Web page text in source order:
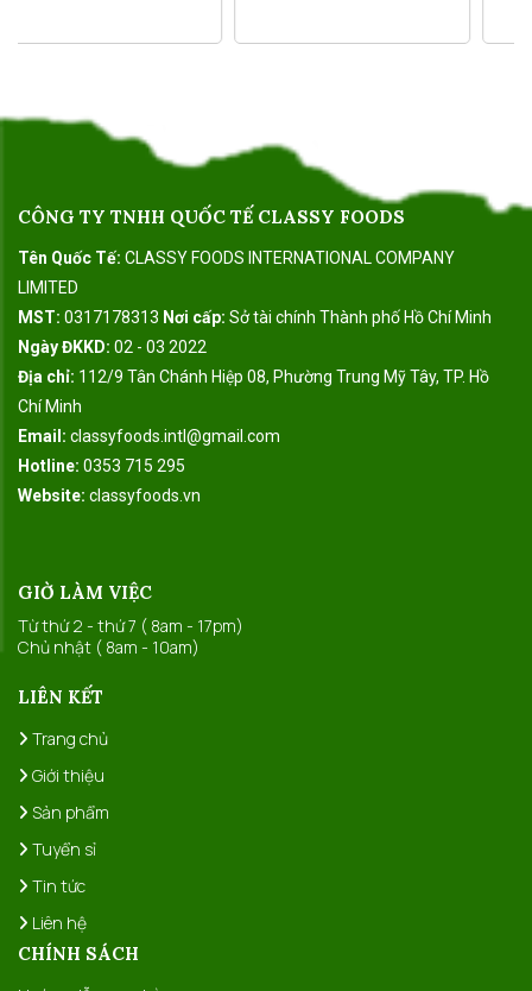
CÔNG TY TNHH QUỐC TẾ CLASSY FOODS
Tên Quốc Tế: CLASSY FOODS INTERNATIONAL COMPANY
LIMITED
MST: 0317178313 Nơi cấp: Sở tài chính Thành phố Hồ Chí Minh
Ngày ĐKKD: 02 - 03 2022
Địa chỉ: 112/9 Tân Chánh Hiệp 08, Phường Trung Mỹ Tây, TP. Hồ
Chí Minh
Email: classyfoods.intl@gmail.com
Hotline: 0353 715 295
Website: classyfoods.vn
GIỜ LÀM VIỆC
Từ thứ 2 - thứ 7 ( 8am - 17pm)
Chủ nhật ( 8am - 10am)
LIÊN KẾT
Trang chủ
Giới thiệu
Sản phẩm
Tuyển sỉ
Tin tức
Liên hệ
CHÍNH SÁCH